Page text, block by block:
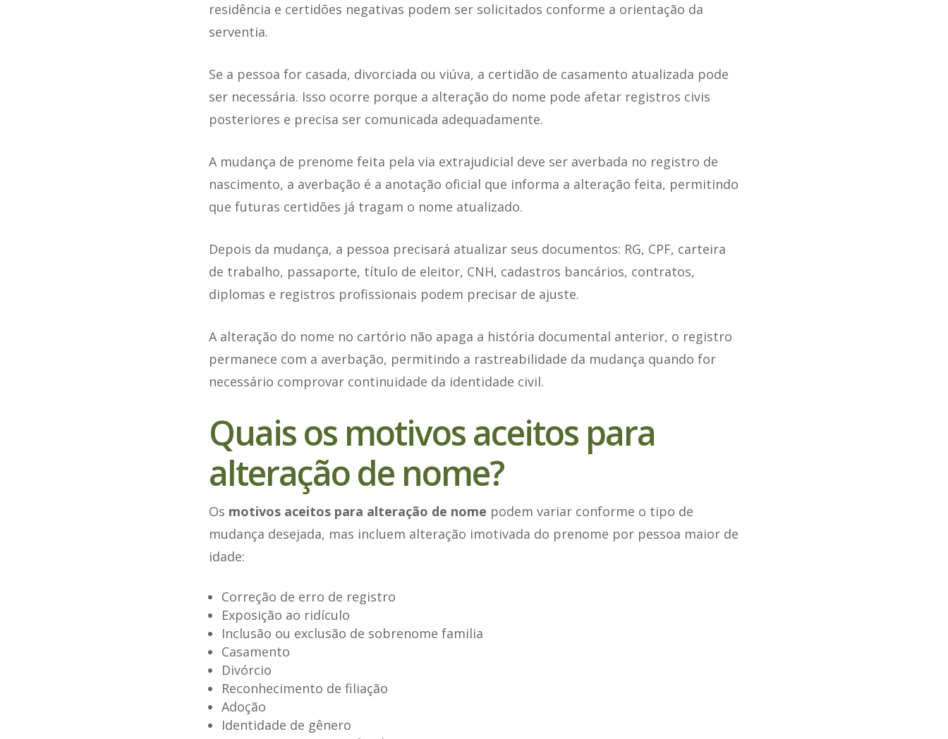
residência e certidões negativas podem ser solicitados conforme a orientação da
serventia.
Se a pessoa for casada, divorciada ou viúva, a certidão de casamento atualizada pode
ser necessária. Isso ocorre porque a alteração do nome pode afetar registros civis
posteriores e precisa ser comunicada adequadamente.
A mudança de prenome feita pela via extrajudicial deve ser averbada no registro de
nascimento, a averbação é a anotação oficial que informa a alteração feita, permitindo
que futuras certidões já tragam o nome atualizado.
Depois da mudança, a pessoa precisará atualizar seus documentos: RG, CPF, carteira
de trabalho, passaporte, título de eleitor, CNH, cadastros bancários, contratos,
diplomas e registros profissionais podem precisar de ajuste.
A alteração do nome no cartório não apaga a história documental anterior, o registro
permanece com a averbação, permitindo a rastreabilidade da mudança quando for
necessário comprovar continuidade da identidade civil.
Quais os motivos aceitos para
alteração de nome?
Os motivos aceitos para alteração de nome podem variar conforme o tipo de
mudança desejada, mas incluem alteração imotivada do prenome por pessoa maior de
idade:
Correção de erro de registro
Exposição ao ridículo
Inclusão ou exclusão de sobrenome familia
Casamento
Divórcio
Reconhecimento de filiação
Adoção
Identidade de gênero